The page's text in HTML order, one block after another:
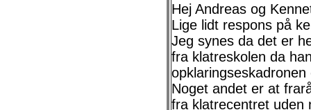
Hej Andreas og
Lige lidt respons på
Jeg synes da det er
fra klatreskolen da
Noget andet er at
fra klatrecentret uden